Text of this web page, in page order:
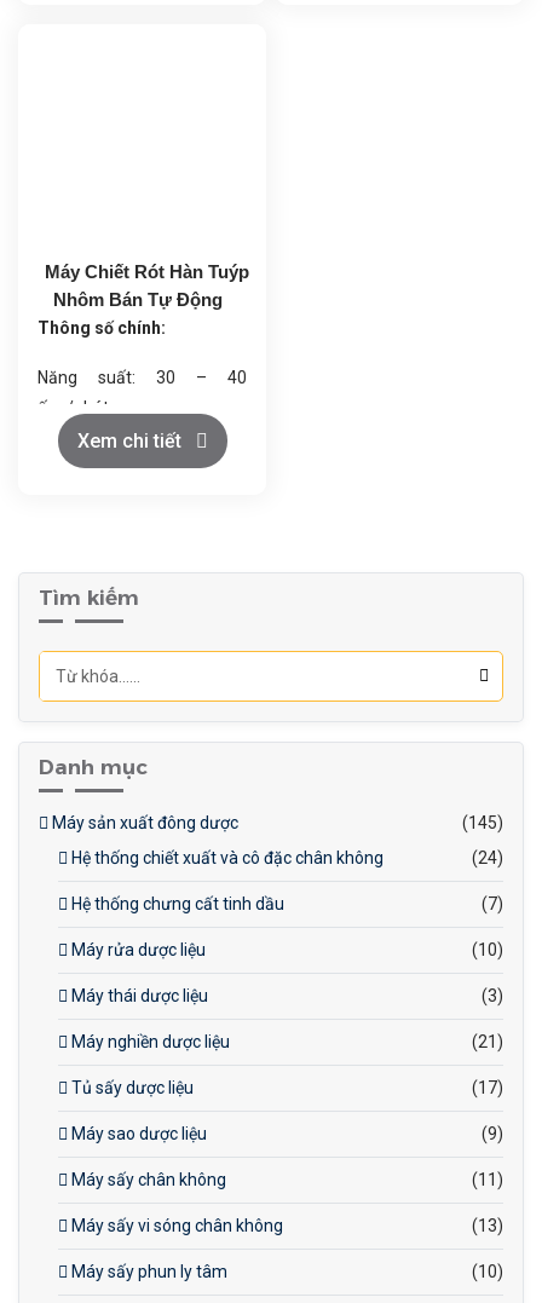
Máy Chiết Rót Hàn Tuýp
Nhôm Bán Tự Động
Thông số chính:
Năng suất: 30 – 40
ống/phút
Dải chiết rót: 5 – 150 ml
Độ chính xác: ±1%
Xem chi tiết
Tìm kiếm
Danh mục
Máy sản xuất đông dược
(145)
Hệ thống chiết xuất và cô đặc chân không
(24)
Hệ thống chưng cất tinh dầu (7)
Máy rửa dược liệu (10)
Máy thái dược liệu (3)
Máy nghiền dược liệu (21)
Tủ sấy dược liệu (17)
Máy sao dược liệu (9)
Máy sấy chân không (11)
Máy sấy vi sóng chân không (13)
Máy sấy phun ly tâm (10)